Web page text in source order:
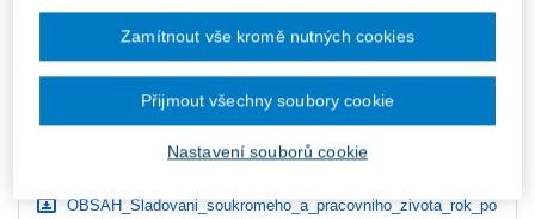
důvodů nemůžeme vystavovat daňové doklady. Budou vám
zaslány dodatečně e-mailem.
Ceny jsou včetně DPH
OBSAH_Sladovani_soukromeho_a_pracovniho_zivota_rok_po
Nastavení souborů cookie
Zamítnout vše kromě nutných cookies
Přijmout všechny soubory cookie